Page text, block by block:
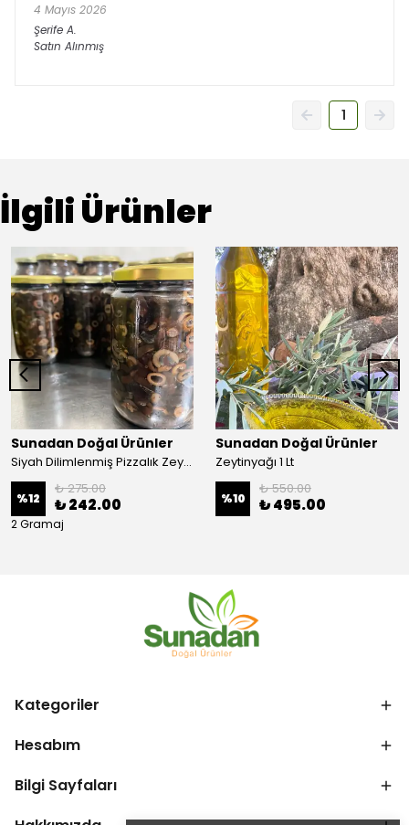
4 Mayıs 2026
Şerife A.
Satın Alınmış
1
İlgili Ürünler
Sunadan Doğal Ürünler
Siyah Dilimlenmiş Pizzalık Zeytin
%12
₺ 275.00
₺ 242.00
2 Gramaj
Sunadan Doğal Ürünler
Zeytinyağı 1 Lt
%10
₺ 550.00
₺ 495.00
Kategoriler
Hesabım
Bilgi Sayfaları